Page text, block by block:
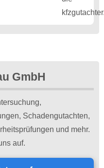
GmbH
Schadengutachten,
und mehr.
auf.